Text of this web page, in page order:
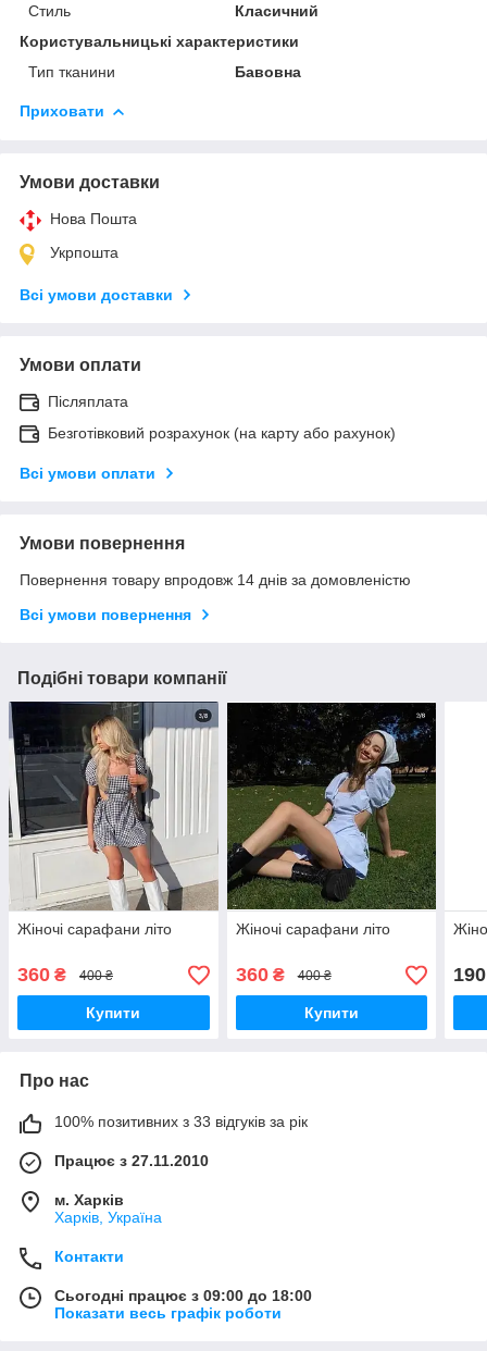
Стиль
Класичний
Користувальницькі характеристики
Тип тканини
Бавовна
Приховати
Умови доставки
Нова Пошта
Укрпошта
Всі умови доставки
Умови оплати
Післяплата
Безготівковий розрахунок (на карту або рахунок)
Всі умови оплати
Умови повернення
Повернення товару впродовж 14 днів за домовленістю
Всі умови повернення
Подібні товари компанії
Жіночі сарафани літо
360 ₴ 400 ₴
Купити
Жіночі сарафани літо
360₴ 400 ₴
Купити
190
Про нас
100% позитивних з 33 відгуків за рік
Працює з 27.11.2010
м. Харків
Харків, Україна
Контакти
Сьогодні працює з 09:00 до 18:00
Показати весь графік роботи